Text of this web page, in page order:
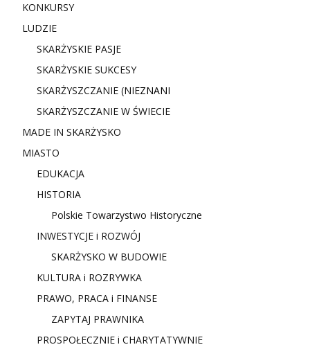
KONKURSY
LUDZIE
SKARŻYSKIE PASJE
SKARŻYSKIE SUKCESY
SKARŻYSZCZANIE (NIEZNANI
SKARŻYSZCZANIE W ŚWIECIE
MADE IN SKARŻYSKO
MIASTO
EDUKACJA
HISTORIA
Polskie Towarzystwo Historyczne
INWESTYCJE i ROZWÓJ
SKARŻYSKO W BUDOWIE
KULTURA i ROZRYWKA
PRAWO, PRACA i FINANSE
ZAPYTAJ PRAWNIKA
PROSPOŁECZNIE i CHARYTATYWNIE